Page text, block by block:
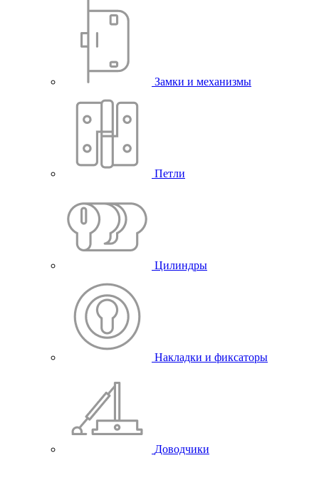
Замки и механизмы
Петли
Цилиндры
Накладки и фиксаторы
Доводчики